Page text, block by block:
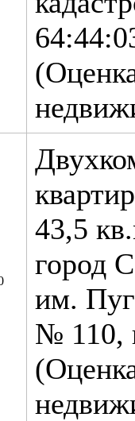
43,5
город
им.
№ 110,